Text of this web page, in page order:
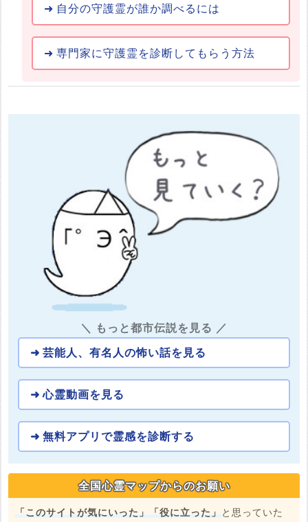
自分の守護霊が誰か調べるには
専門家に守護霊を診断してもらう方法
＼ もっと都市伝説を見る ／
芸能人、有名人の怖い話を見る
心霊動画を見る
無料アプリで霊感を診断する
全国心霊マップからのお願い
「このサイトが気にいった」「役に立った」と思っていた